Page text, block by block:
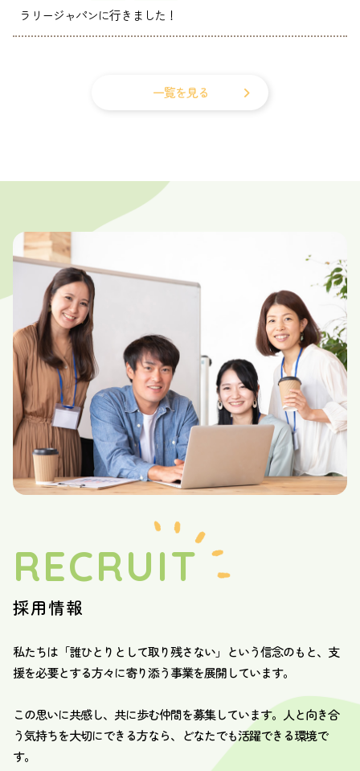
ラリージャパンに行きました！
一覧を見る
RECRUIT
採用情報
私たちは「誰ひとりとして取り残さない」という信念のもと、支
援を必要とする方々に寄り添う事業を展開しています。
この思いに共感し、共に歩む仲間を募集しています。人と向き合
う気持ちを大切にできる方なら、どなたでも活躍できる環境で
す。